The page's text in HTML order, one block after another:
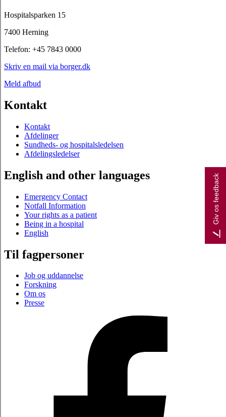
Hospitalsparken 15
7400 Herning
Telefon: +45 7843 0000
Skriv en mail via borger.dk
Meld afbud
Kontakt
Kontakt
Afdelinger
Sundheds- og hospitalsledelsen
Afdelingsledelser
English and other languages
Emergency Contact
Notfall Information
Your rights as a patient
Being in a hospital
English
Til fagpersoner
Job og uddannelse
Forskning
Om os
Presse
Giv os feedback